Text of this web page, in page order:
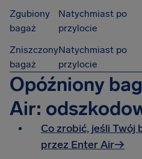
Zgubiony
bagaż
Natychmiast po
przylocie
Zniszczony
bagaż
Natychmiast po
przylocie
Opóźniony
Air:
Co zrobić, jeśli Twój
przez Enter Air→